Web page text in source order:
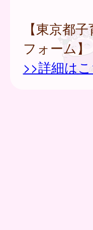
【東京都
フォーム】
>>詳細は